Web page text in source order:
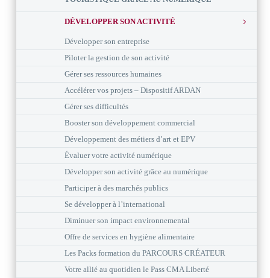
DÉVELOPPER SON ACTIVITÉ
Développer son entreprise
Piloter la gestion de son activité
Gérer ses ressources humaines
Accélérer vos projets – Dispositif ARDAN
Gérer ses difficultés
Booster son développement commercial
Développement des métiers d’art et EPV
Évaluer votre activité numérique
Développer son activité grâce au numérique
Participer à des marchés publics
Se développer à l’international
Diminuer son impact environnemental
Offre de services en hygiène alimentaire
Les Packs formation du PARCOURS CRÉATEUR
Votre allié au quotidien le Pass CMA Liberté